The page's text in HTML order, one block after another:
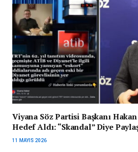
Viyana Söz Partisi Başkanı
Hedef Aldı: “Skandal” Diye
11 MAYIS 2026